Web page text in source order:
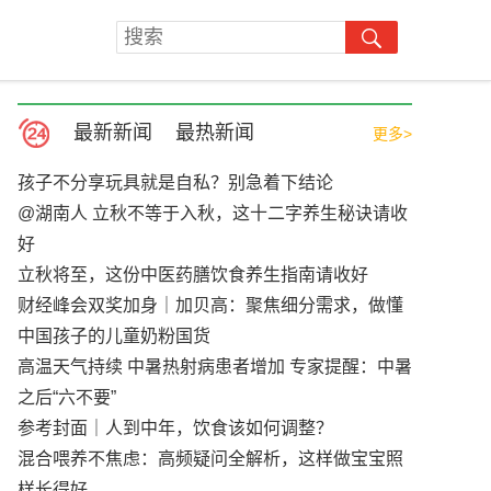
最新新闻 最热新闻 更多>
孩子不分享玩具就是自私？别急着下结论
@湖南人 立秋不等于入秋，这十二字养生秘诀请收
好
立秋将至，这份中医药膳饮食养生指南请收好
财经峰会双奖加身｜加贝高：聚焦细分需求，做懂
中国孩子的儿童奶粉国货
高温天气持续 中暑热射病患者增加 专家提醒：中暑
之后“六不要”
参考封面｜人到中年，饮食该如何调整？
混合喂养不焦虑：高频疑问全解析，这样做宝宝照